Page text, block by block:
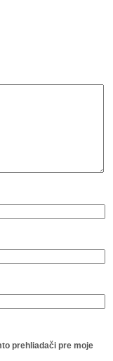
prehliadači pre moje